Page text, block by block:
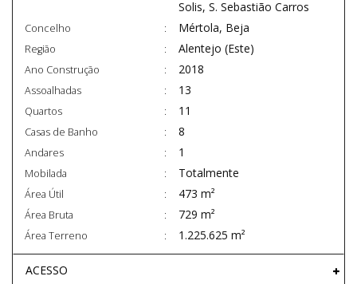
Solis, S. Sebastião Carros
Concelho Mértola, Beja
Região Alentejo (Este)
Ano Construção 2018
Assoalhadas 13
Quartos 11
Casas de Banho 8
Andares 1
Mobilada Totalmente
Área Útil 473 m²
Área Bruta 729 m²
Área Terreno 1.225.625 m²
ACESSO